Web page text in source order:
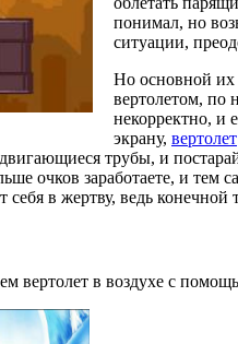
понимал, но
ситуации,
Но основной их
вертолетом, по
некорректно, и
экрану, вертолет
двигающиеся трубы, и
очков заработаете, и
себя в жертву, ведь
вертолет в воздухе с